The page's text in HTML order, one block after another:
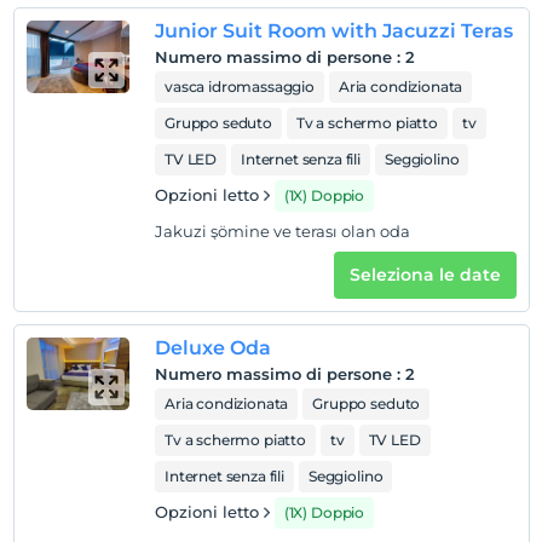
mappa
Regole dell'hotel
En erken saat 15:00 ve sonrası
L'ultimo 12:00 e prima
animale domestico
camere non fumatori
Orari di check-in
figli
I bambini di età inferiore a 2 non vengono addebitati
Junior Suit Room with Jacuzzi Teras
Numero massimo di persone : 2
vasca idromassaggio
Aria condizionata
Gruppo seduto
Tv a schermo piatto
tv
TV LED
Internet senza fili Seggiolino
Opzioni letto (1X) Doppio
Jakuzi şömine ve terası olan oda
Seleziona le date
Deluxe Oda
Numero massimo di persone : 2
Aria condizionata
Gruppo seduto
Tv a schermo piatto
tv
TV LED
Internet senza fili
Seggiolino
Opzioni letto (1X) Doppio